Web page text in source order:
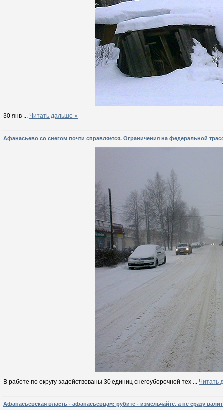
30 янв ... Читать дальше »
Афанасьево со снегом почти справляется. Ограничения на федеральной
В работе по округу задействованы 30 единиц снегоуборочной тех ... Читать
Афанасьевская власть - афанасьевцам: рубите - измельчайте, а не сразу